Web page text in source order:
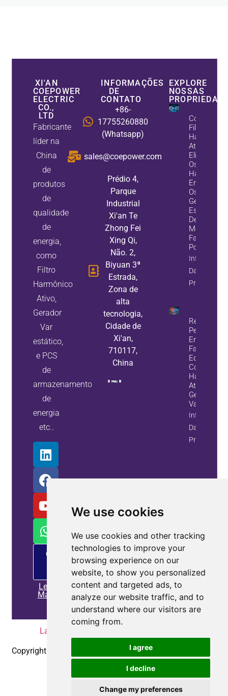
We use cookies
We use cookies and other tracking
technologies to improve your
browsing experience on our
website, to show you personalized
content and targeted ads, to
analyze our website traffic, and to
understand where our visitors are
coming from.
I agree
I decline
Change my preferences
XI'AN
COEPOWER
ELECTRIC
CO.,
LTD
Fabricante
líder na
China
de
produtos
de
qualidade
de
energia,
como
Filtro
Harmônico
Ativo,
Gerador
Var
estático,
e PCS
de
armazenamento
de
energia
etc..
Oferta
Leia
Mais
INFORMAÇÕES
DE
CONTATO
+86-
17755260880
(Whatsapp)
sales@coepower.com
Prédio 4,
Parque
Industrial
Xi'an Te
Zhong Fei
Xing Qi,
Não. 2,
Biyuan 3ª
Estrada,
Zona de
alta
tecnologia,
Cidade de
Xi'an,
710117,
China
EXPLORE
NOSSAS
Como Os
Filtros
Ativos
Eliminam
Os
Enquanto
Os
Geradores
Estáticos
De Var
Melhoram
Fator De
Potência
Da
Propriedade
Reduza A
Perda De
Energia E
Falhas De
Com Filtros
Ativos E
Geradores
Var
Da
Propriedade
Lar
Copyright © 2010-2025 Coepower.com. Todos os direitos